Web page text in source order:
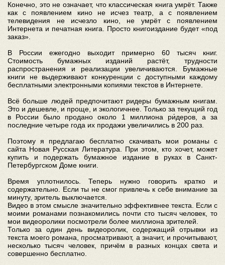
Конечно, это не означает, что классическая книга умрёт. Также
как с появлением кино не исчез театр, а с появлением
телевидения не исчезло кино, не умрёт с появлением
Интернета и печатная книга. Просто книгоиздание будет «под
заказ».
В России ежегодно выходит примерно 60 тысяч книг.
Стоимость бумажных изданий растёт, трудности
распространения и реализации увеличиваются. Бумажные
книги не выдерживают конкуренции с доступными каждому
бесплатными электронными копиями текстов в Интернете.
Всё больше людей предпочитают ридеры бумажным книгам.
Это и дешевле, и проще, и экологичнее. Только за текущий год
в России было продано около 1 миллиона ри́деров, а за
последние четыре года их продажи увеличились в 200 раз.
Поэтому я предлагаю бесплатно скачивать мои романы с
сайта Новая Русская Литература. При этом, кто хочет, может
купить и подержать бумажное издание в руках в Санкт-
Петербургском Доме книги.
Время уплотнилось. Теперь нужно говорить кратко и
содержательно. Если ты не смог привлечь к себе внимание за
минуту, зритель выключается.
Видео в этом смысле значительно эффективнее текста. Если с
моими романами познакомились почти сто тысяч человек, то
мои видеоролики посмотрели более миллиона зрителей.
Только за один день видеоролик, содержащий отрывки из
текста моего романа, просматривают, а значит, и прочитывают,
несколько тысяч человек, причём в разных концах света и
совершенно бесплатно.